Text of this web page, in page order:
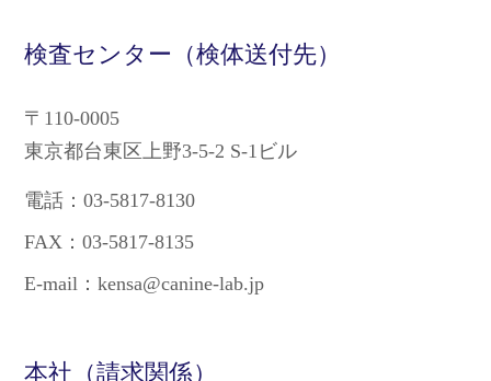
検査センター（検体送付先）
〒110-0005
東京都台東区上野3-5-2 S-1ビル
電話：03-5817-8130
FAX：03-5817-8135
E-mail：kensa@canine-lab.jp
本社（請求関係）